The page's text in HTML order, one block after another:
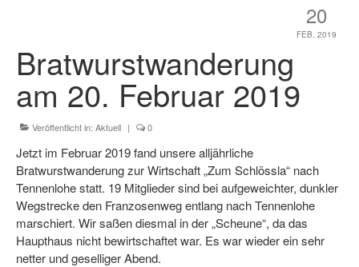
Sport
Aktuelles
Termine
Downloads
20
FEB. 2019
Bratwurstwanderung
am 20. Februar 2019
Veröffentlicht in: Aktuell | 0
Jetzt im Februar 2019 fand unsere alljährliche
Bratwurstwanderung zur Wirtschaft „Zum Schlössla“ nach
Tennenlohe statt. 19 Mitglieder sind bei aufgeweichter, dunkler
Wegstrecke den Franzosenweg entlang nach Tennenlohe
marschiert. Wir saßen diesmal in der „Scheune“, da das
Haupthaus nicht bewirtschaftet war. Es war wieder ein sehr
netter und geselliger Abend.